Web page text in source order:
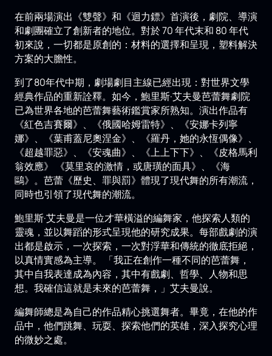
在前兩場演出《雙聲》和《迴力鏢》首演後，劇院、導演
和劇團確立了創新者的地位。對於 70 年代末和 80 年代
初來說，一切都是原創的：材料的選擇和呈現，塑料解決
方案的大膽性。
到了80年代中期，劇場劇目主線已經出現：對世界文學
經典作品的重新詮釋。如今，鮑里斯·艾夫曼芭蕾舞劇院
已為世界各地的芭蕾舞藝術鑑賞家所熟知。演出作品有
《紅色吉賽爾》、《俄國哈姆雷特》、《安娜卡列寧
娜》、《葉甫蓋尼奧涅金》、《羅丹，她的永恆偶像》、
《超越罪惡》、《安魂曲》、《上上下下》、《皮格馬利
翁效應》 《莫里哀的激情，或唐璜的面具》、《海
鷗》。芭蕾《歷史、罪與罰》體現了現代舞的所有潮流，
同時也引領了現代舞的潮流。
鮑里斯·艾夫曼是一位才華橫溢的編舞家，他探索人類的
靈魂，並以舞蹈的形式呈現他的研究成果。每部戲劇的演
出都是啟示，一次探索，一次對浮華和傳統的徹底拒絕，
以真情實感為主導。 「我正在創作一種不同的芭蕾舞，
其中自我表達成為內容，其中有戲劇、哲學、人物和思
想。我確信這就是未來的芭蕾舞，」艾夫曼說。
編舞師總是為自己的作品精心挑選舞者。畢竟，在他的作
品中，他們跳舞、玩耍、探索他們的英雄，深入探究心理
的微妙之處。